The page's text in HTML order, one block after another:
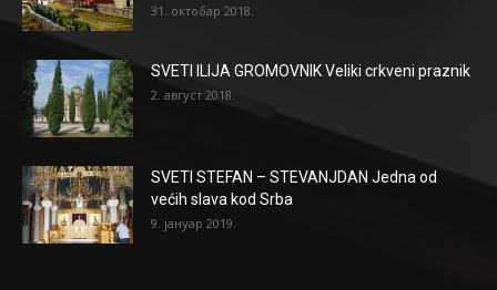
31. октобар 2018.
SVETI ILIJA GROMOVNIK Veliki crkveni praznik
2. август 2018.
SVETI STEFAN – STEVANJDAN Jedna od
većih slava kod Srba
9. јануар 2019.